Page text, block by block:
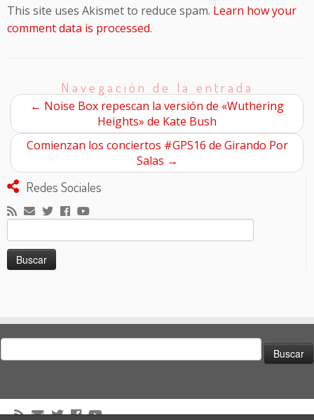
This site uses Akismet to reduce spam. Learn how your
comment data is processed.
Navegación de la entrada
← Noise Box repescan la versión de «Wuthering
Heights» de Kate Bush
Comienzan los conciertos #GPS16 de Girando Por
Salas →
Redes Sociales
Buscar:
Buscar: